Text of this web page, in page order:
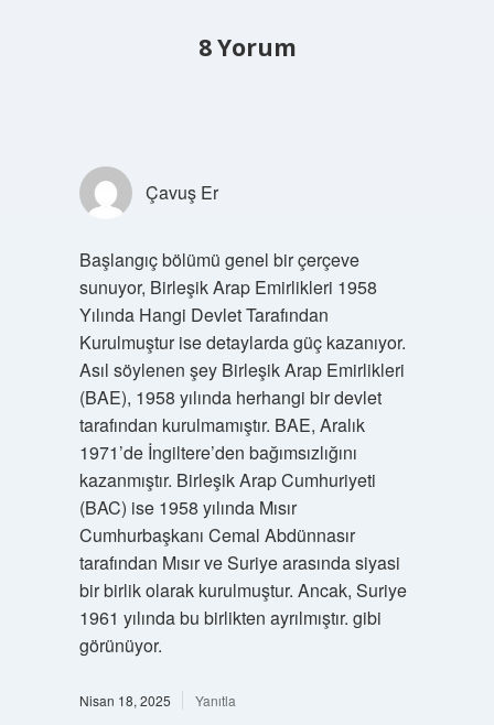
8 Yorum
Çavuş Er
Başlangıç bölümü genel bir çerçeve
sunuyor, Birleşik Arap Emirlikleri 1958
Yılında Hangi Devlet Tarafından
Kurulmuştur ise detaylarda güç kazanıyor.
Asıl söylenen şey Birleşik Arap Emirlikleri
(BAE), 1958 yılında herhangi bir devlet
tarafından kurulmamıştır. BAE, Aralık
1971’de İngiltere’den bağımsızlığını
kazanmıştır. Birleşik Arap Cumhuriyeti
(BAC) ise 1958 yılında Mısır
Cumhurbaşkanı Cemal Abdünnasır
tarafından Mısır ve Suriye arasında siyasi
bir birlik olarak kurulmuştur. Ancak, Suriye
1961 yılında bu birlikten ayrılmıştır. gibi
görünüyor.
Nisan 18, 2025 Yanıtla